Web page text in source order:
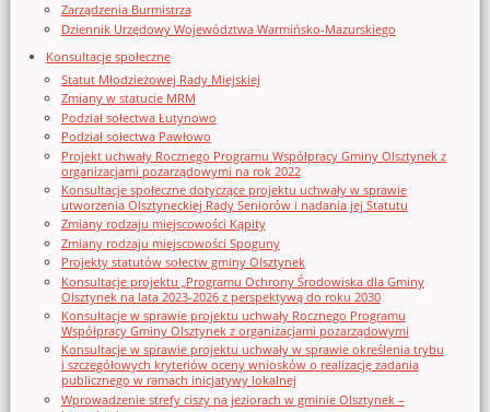
Zarządzenia Burmistrza
Dziennik Urzędowy Województwa Warmińsko-Mazurskiego
Konsultacje społeczne
Statut Młodzieżowej Rady Miejskiej
Zmiany w statucie MRM
Podział sołectwa Łutynowo
Podział sołectwa Pawłowo
Projekt uchwały Rocznego Programu Współpracy Gminy Olsztynek z
organizacjami pozarządowymi na rok 2022
Konsultacje społeczne dotyczące projektu uchwały w sprawie
utworzenia Olsztyneckiej Rady Seniorów i nadania jej Statutu
Zmiany rodzaju miejscowości Kąpity
Zmiany rodzaju miejscowości Spoguny
Projekty statutów sołectw gminy Olsztynek
Konsultacje projektu „Programu Ochrony Środowiska dla Gminy
Olsztynek na lata 2023-2026 z perspektywą do roku 2030
Konsultacje w sprawie projektu uchwały Rocznego Programu
Współpracy Gminy Olsztynek z organizacjami pozarządowymi
Konsultacje w sprawie projektu uchwały w sprawie określenia trybu
i szczegółowych kryteriów oceny wniosków o realizację zadania
publicznego w ramach inicjatywy lokalnej
Wprowadzenie strefy ciszy na jeziorach w gminie Olsztynek –